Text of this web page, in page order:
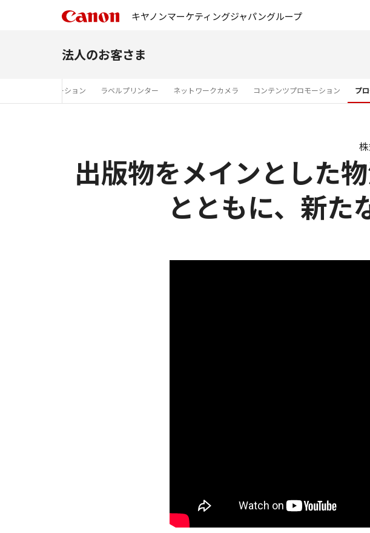
キヤノンマーケティングジャパングループ
法人のお客さま
ITソリューション ラベルプリンター ネットワークカメラ コンテンツプロモーション プ
出版物をメインとした
とともに、新た